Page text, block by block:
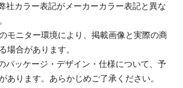
社カラー表記がメーカーカラー表記と異な
モニター環境により、掲載画像と実際の商
場合があります。
パッケージ・デザイン・仕様について、予
あります。あらかじめご了承ください。